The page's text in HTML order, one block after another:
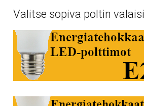
Valitse sopiva poltin